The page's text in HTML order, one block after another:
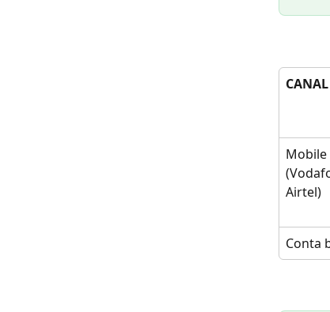
CANAL
Airtel)
Conta